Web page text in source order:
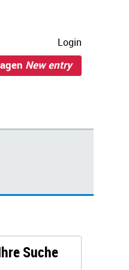
Login
New entry
Suche